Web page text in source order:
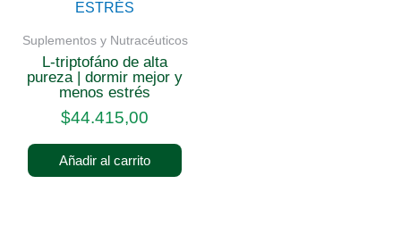
Suplementos y Nutracéuticos
l-triptofáno de alta
pureza | dormir mejor y
menos estrés
$44.415,00
Añadir al carrito